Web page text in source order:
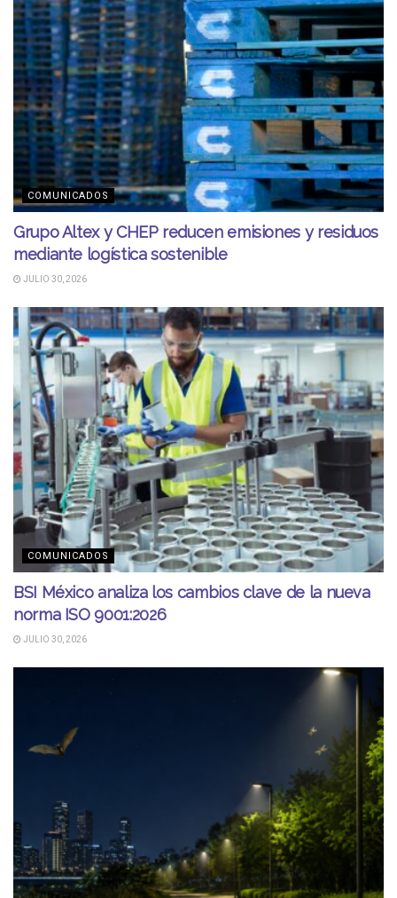
COMUNICADOS
Grupo Altex y CHEP reducen emisiones y residuos
mediante logística sostenible
JULIO 30, 2026
COMUNICADOS
BSI México analiza los cambios clave de la nueva
norma ISO 9001:2026
JULIO 30, 2026